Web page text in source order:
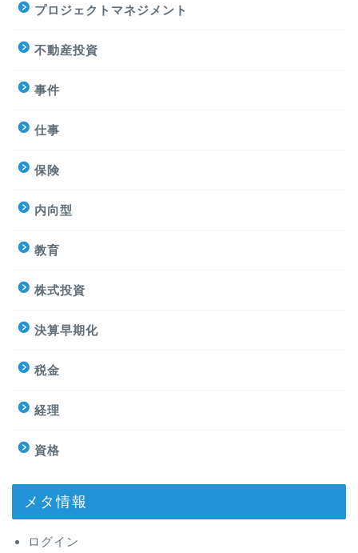
プロジェクトマネジメント
不動産投資
事件
仕事
保険
内向型
教育
株式投資
決算早期化
税金
経理
資格
メタ情報
ログイン